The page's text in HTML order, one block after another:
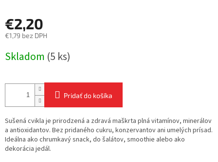
€2,20
€1,79 bez DPH
cena:
Skladom (5 ks)
Pridať do košíka
Sušená cvikla je prirodzená a zdravá maškrta plná vitamínov, minerálov
a antioxidantov. Bez pridaného cukru, konzervantov ani umelých prísad.
Ideálna ako chrumkavý snack, do šalátov, smoothie alebo ako
dekorácia jedál.